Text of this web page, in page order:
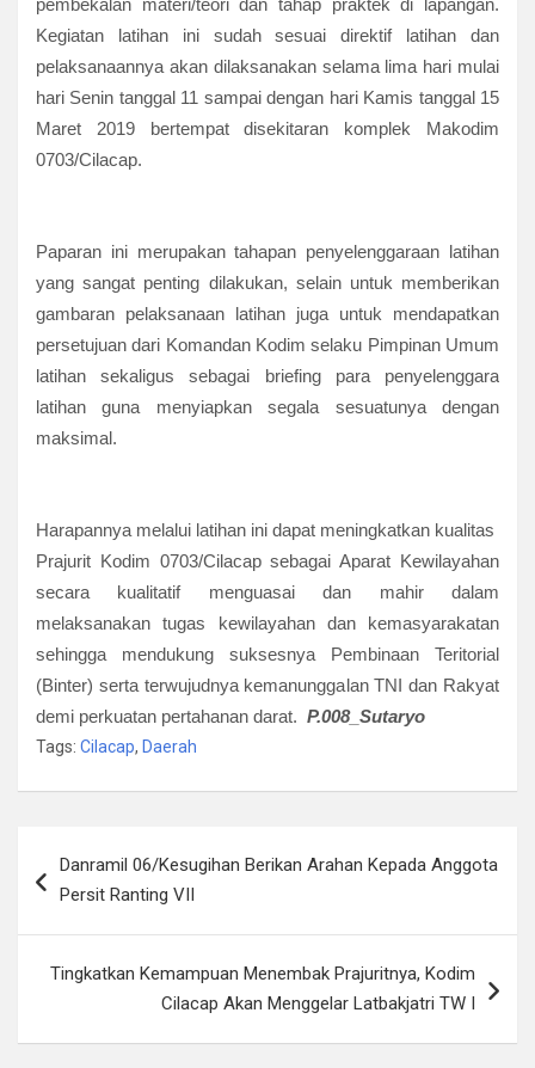
pembekalan materi/teori dan tahap praktek di lapangan.
Kegiatan latihan ini sudah sesuai direktif latihan dan
pelaksanaannya akan dilaksanakan selama lima hari mulai
hari Senin tanggal 11 sampai dengan hari Kamis tanggal 15
Maret 2019 bertempat disekitaran komplek Makodim
0703/Cilacap.
Paparan ini merupakan tahapan penyelenggaraan latihan
yang sangat penting dilakukan, selain untuk memberikan
gambaran pelaksanaan latihan juga untuk mendapatkan
persetujuan dari Komandan Kodim selaku Pimpinan Umum
latihan sekaligus sebagai briefing para penyelenggara
latihan guna menyiapkan segala sesuatunya dengan
maksimal.
Harapannya melalui latihan ini dapat meningkatkan kualitas
Prajurit Kodim 0703/Cilacap sebagai Aparat Kewilayahan
secara kualitatif menguasai dan mahir dalam
melaksanakan tugas kewilayahan dan kemasyarakatan
sehingga mendukung suksesnya Pembinaan Teritorial
(Binter) serta terwujudnya kemanunggalan TNI dan Rakyat
demi perkuatan pertahanan darat. P.008_Sutaryo
Tags: Cilacap, Daerah
posDanramil 06/Kesugihan Berikan Arahan Kepada Anggota
Persit Ranting VII
Tingkatkan Kemampuan Menembak Prajuritnya, Kodim
Cilacap Akan Menggelar Latbakjatri TW I